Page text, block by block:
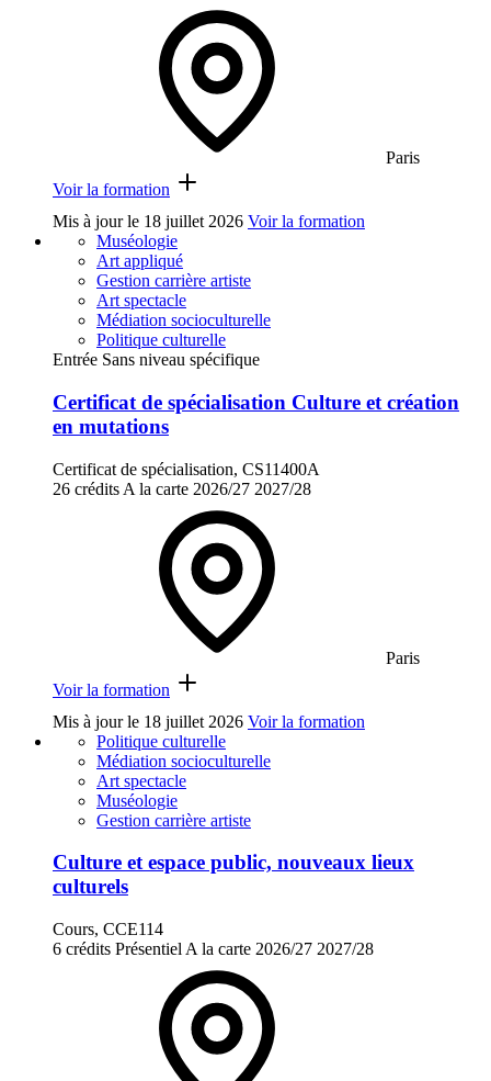
Paris
Voir la formation
Mis à jour le 18 juillet 2026 Voir la formation
Muséologie
Art appliqué
Gestion carrière artiste
Art spectacle
Médiation socioculturelle
Politique culturelle
Entrée Sans niveau spécifique
Certificat de spécialisation Culture et création
en mutations
Certificat de spécialisation, CS11400A
26 crédits A la carte 2026/27 2027/28
Paris
Voir la formation
Mis à jour le 18 juillet 2026 Voir la formation
Politique culturelle
Médiation socioculturelle
Art spectacle
Muséologie
Gestion carrière artiste
Culture et espace public, nouveaux lieux
culturels
Cours, CCE114
6 crédits Présentiel A la carte 2026/27 2027/28